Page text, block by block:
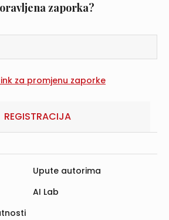
zaporka?
REGISTRACIJA
Upute autorima
AI Lab